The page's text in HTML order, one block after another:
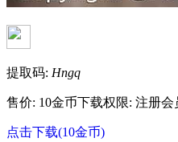
提取码: Hngq
售价: 10金币下载权限: 注册会
点击下载(10金币)